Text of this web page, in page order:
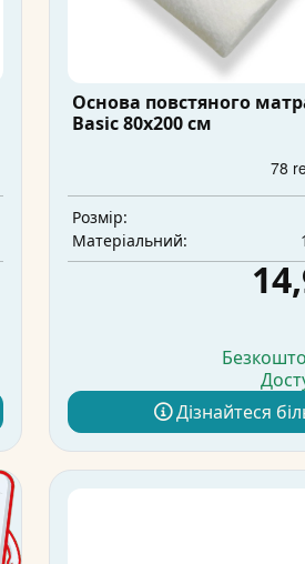
Основа повстяного
Basic 80x200 см
Розмір:
Матеріальний:
Дізнайтеся